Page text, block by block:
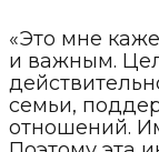
«Это мне
и важным.
семьи,
отношений.